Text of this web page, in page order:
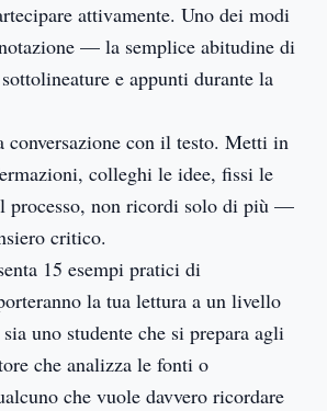
attivamente. Uno dei modi
— la semplice abitudine di
e appunti durante la
conversazione con il testo. Metti in
colleghi le idee, fissi le
processo, non ricordi solo di più —
critico.
15 esempi pratici di
la tua lettura a un livello
uno studente che si prepara agli
che analizza le fonti o
che vuole davvero ricordare